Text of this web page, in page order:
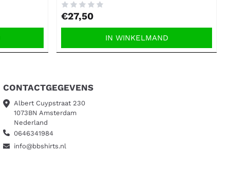
Prijs: 27,50
€27,50
IN WINKELMAND
CONTACTGEGEVENS
Albert Cuypstraat 230
1073BN Amsterdam
Nederland
0646341984
info@bbshirts.nl